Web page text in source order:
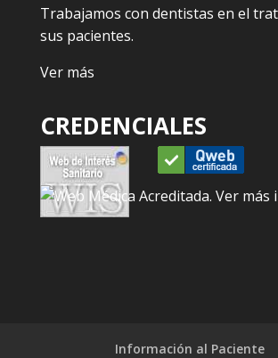
Trabajamos con dentistas en el
sus pacientes.
Ver más
CREDENCIALES
Información al Paciente